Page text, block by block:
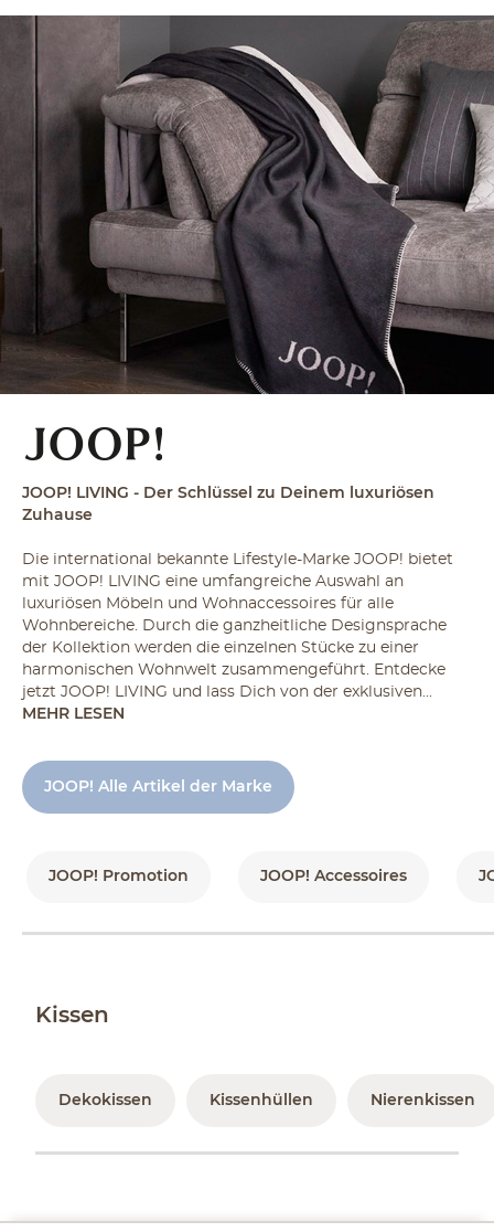
JOOP! LIVING - Der Schlüssel zu Deinem luxuriösen
Zuhause
Die international bekannte Lifestyle-Marke JOOP! bietet
mit JOOP! LIVING eine umfangreiche Auswahl an
luxuriösen Möbeln und Wohnaccessoires für alle
Wohnbereiche. Durch die ganzheitliche Designsprache
der Kollektion werden die einzelnen Stücke zu einer
harmonischen Wohnwelt zusammengeführt. Entdecke
jetzt JOOP! LIVING und lass Dich von der exklusiven...
MEHR LESEN
JOOP! Alle Artikel der Marke
JOOP! Promotion JOOP! Accessoires
Kissen
Dekokissen Kissenhüllen Nierenkissen